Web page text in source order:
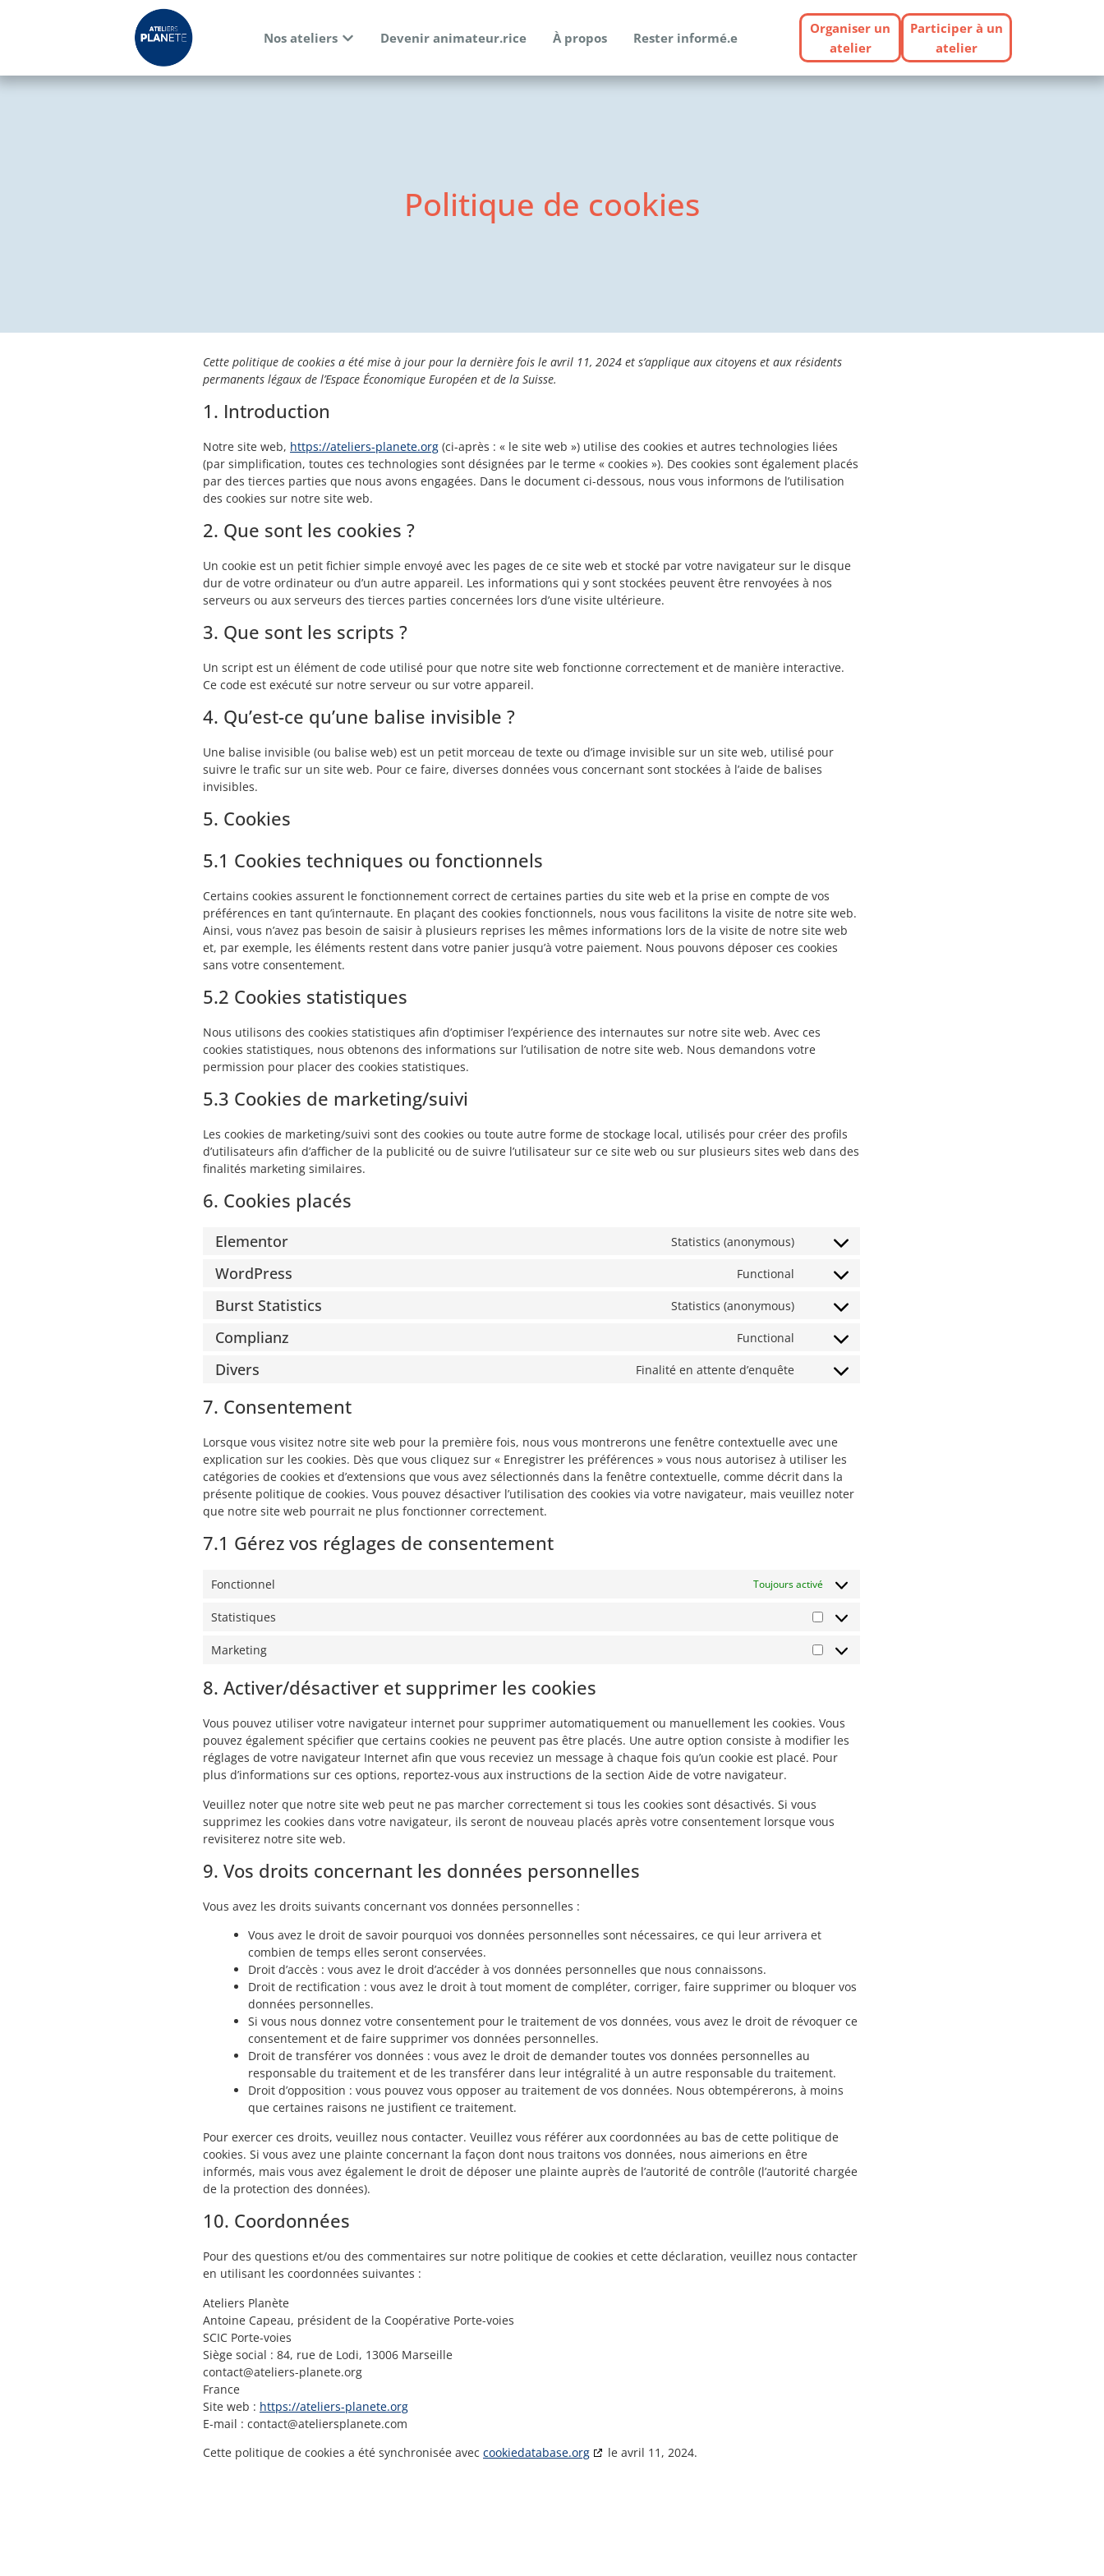
Nos ateliers Devenir animateur.rice À propos Rester informé.e
Organiser un
atelier
Participer à un
atelier
Politique de cookies
Cette politique de cookies a été mise à jour pour la dernière fois le avril 11, 2024 et s’applique aux citoyens et aux résidents
permanents légaux de l’Espace Économique Européen et de la Suisse.
1. Introduction
Notre site web, https://ateliers-planete.org (ci-après : « le site web ») utilise des cookies et autres technologies liées
(par simplification, toutes ces technologies sont désignées par le terme « cookies »). Des cookies sont également placés
par des tierces parties que nous avons engagées. Dans le document ci-dessous, nous vous informons de l’utilisation
des cookies sur notre site web.
2. Que sont les cookies ?
Un cookie est un petit fichier simple envoyé avec les pages de ce site web et stocké par votre navigateur sur le disque
dur de votre ordinateur ou d’un autre appareil. Les informations qui y sont stockées peuvent être renvoyées à nos
serveurs ou aux serveurs des tierces parties concernées lors d’une visite ultérieure.
3. Que sont les scripts ?
Un script est un élément de code utilisé pour que notre site web fonctionne correctement et de manière interactive.
Ce code est exécuté sur notre serveur ou sur votre appareil.
4. Qu’est-ce qu’une balise invisible ?
Une balise invisible (ou balise web) est un petit morceau de texte ou d’image invisible sur un site web, utilisé pour
suivre le trafic sur un site web. Pour ce faire, diverses données vous concernant sont stockées à l’aide de balises
invisibles.
5. Cookies
5.1 Cookies techniques ou fonctionnels
Certains cookies assurent le fonctionnement correct de certaines parties du site web et la prise en compte de vos
préférences en tant qu’internaute. En plaçant des cookies fonctionnels, nous vous facilitons la visite de notre site web.
Ainsi, vous n’avez pas besoin de saisir à plusieurs reprises les mêmes informations lors de la visite de notre site web
et, par exemple, les éléments restent dans votre panier jusqu’à votre paiement. Nous pouvons déposer ces cookies
sans votre consentement.
5.2 Cookies statistiques
Nous utilisons des cookies statistiques afin d’optimiser l’expérience des internautes sur notre site web. Avec ces
cookies statistiques, nous obtenons des informations sur l’utilisation de notre site web. Nous demandons votre
permission pour placer des cookies statistiques.
5.3 Cookies de marketing/suivi
Les cookies de marketing/suivi sont des cookies ou toute autre forme de stockage local, utilisés pour créer des profils
d’utilisateurs afin d’afficher de la publicité ou de suivre l’utilisateur sur ce site web ou sur plusieurs sites web dans des
finalités marketing similaires.
6. Cookies placés
Elementor Statistics (anonymous)
WordPress Functional
Burst Statistics Statistics (anonymous)
Complianz Functional
Divers Finalité en attente d’enquête
7. Consentement
Lorsque vous visitez notre site web pour la première fois, nous vous montrerons une fenêtre contextuelle avec une
explication sur les cookies. Dès que vous cliquez sur « Enregistrer les préférences » vous nous autorisez à utiliser les
catégories de cookies et d’extensions que vous avez sélectionnés dans la fenêtre contextuelle, comme décrit dans la
présente politique de cookies. Vous pouvez désactiver l’utilisation des cookies via votre navigateur, mais veuillez noter
que notre site web pourrait ne plus fonctionner correctement.
7.1 Gérez vos réglages de consentement
Fonctionnel Toujours activé
Statistiques
Marketing
8. Activer/désactiver et supprimer les cookies
Vous pouvez utiliser votre navigateur internet pour supprimer automatiquement ou manuellement les cookies. Vous
pouvez également spécifier que certains cookies ne peuvent pas être placés. Une autre option consiste à modifier les
réglages de votre navigateur Internet afin que vous receviez un message à chaque fois qu’un cookie est placé. Pour
plus d’informations sur ces options, reportez-vous aux instructions de la section Aide de votre navigateur.
Veuillez noter que notre site web peut ne pas marcher correctement si tous les cookies sont désactivés. Si vous
supprimez les cookies dans votre navigateur, ils seront de nouveau placés après votre consentement lorsque vous
revisiterez notre site web.
9. Vos droits concernant les données personnelles
Vous avez les droits suivants concernant vos données personnelles :
Vous avez le droit de savoir pourquoi vos données personnelles sont nécessaires, ce qui leur arrivera et
combien de temps elles seront conservées.
Droit d’accès : vous avez le droit d’accéder à vos données personnelles que nous connaissons.
Droit de rectification : vous avez le droit à tout moment de compléter, corriger, faire supprimer ou bloquer vos
données personnelles.
Si vous nous donnez votre consentement pour le traitement de vos données, vous avez le droit de révoquer ce
consentement et de faire supprimer vos données personnelles.
Droit de transférer vos données : vous avez le droit de demander toutes vos données personnelles au
responsable du traitement et de les transférer dans leur intégralité à un autre responsable du traitement.
Droit d’opposition : vous pouvez vous opposer au traitement de vos données. Nous obtempérerons, à moins
que certaines raisons ne justifient ce traitement.
Pour exercer ces droits, veuillez nous contacter. Veuillez vous référer aux coordonnées au bas de cette politique de
cookies. Si vous avez une plainte concernant la façon dont nous traitons vos données, nous aimerions en être
informés, mais vous avez également le droit de déposer une plainte auprès de l’autorité de contrôle (l’autorité chargée
de la protection des données).
10. Coordonnées
Pour des questions et/ou des commentaires sur notre politique de cookies et cette déclaration, veuillez nous contacter
en utilisant les coordonnées suivantes :
Ateliers Planète
Antoine Capeau, président de la Coopérative Porte-voies
SCIC Porte-voies
Siège social : 84, rue de Lodi, 13006 Marseille
contact@ateliers-planete.org
France
Site web : https://ateliers-planete.org
E-mail : contact@ateliersplanete.com
Cette politique de cookies a été synchronisée avec cookiedatabase.org le avril 11, 2024.